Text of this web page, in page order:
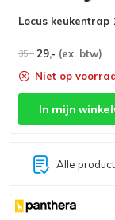
Locus keukentrap
35,- 29,- (ex. btw)
Niet op
In mijn
Alle